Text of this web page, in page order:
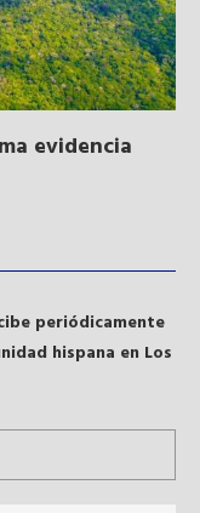
evidencia
periódicamente
hispana en Los